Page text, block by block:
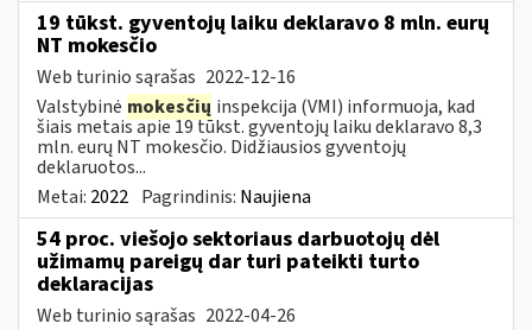
19 tūkst. gyventojų laiku deklaravo 8 mln. eurų
NT mokesčio
Web turinio sąrašas 2022-12-16
Valstybinė mokesčių inspekcija (VMI) informuoja, kad
šiais metais apie 19 tūkst. gyventojų laiku deklaravo 8,3
mln. eurų NT mokesčio. Didžiausios gyventojų
deklaruotos...
Metai: 2022 Pagrindinis: Naujiena
54 proc. viešojo sektoriaus darbuotojų dėl
užimamų pareigų dar turi pateikti turto
deklaracijas
Web turinio sąrašas 2022-04-26